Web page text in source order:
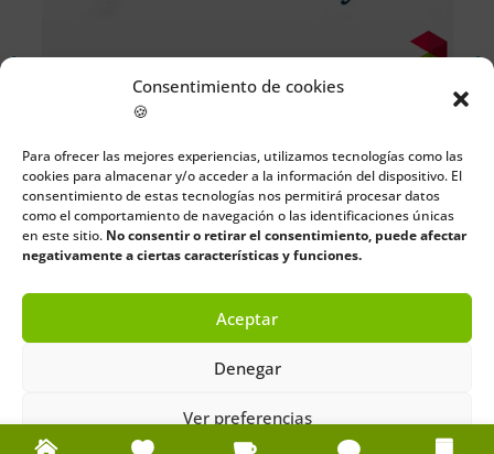
Consentimiento de cookies
🍪
Para ofrecer las mejores experiencias, utilizamos tecnologías como las
cookies para almacenar y/o acceder a la información del dispositivo. El
consentimiento de estas tecnologías nos permitirá procesar datos
como el comportamiento de navegación o las identificaciones únicas
en este sitio. No consentir o retirar el consentimiento, puede afectar
negativamente a ciertas características y funciones.
Aceptar
Denegar
Ver preferencias
Fiestas de Santa María de Cudeyo 2026
Casa Juventud Solares
Gratis
Más información